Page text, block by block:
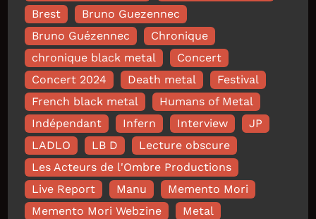
Brest
Bruno Guezennec
Bruno Guézennec
Chronique
chronique black metal
Concert
Concert 2024
Death metal
Festival
French black metal
Humans of Metal
Indépendant
Infern Interview
JP
LADLO
LB D
Lecture obscure
Les Acteurs de l'Ombre Productions
Live Report
Manu
Memento Mori
Memento Mori Webzine
Metal